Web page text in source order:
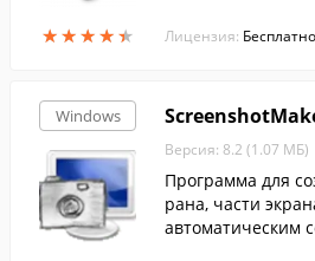
★★★★★
★★★★★ Лицензия: Бесплатно
Windows
Версия: 8.2 (1.07 МБ)
Программа для
рана, части
автоматическим